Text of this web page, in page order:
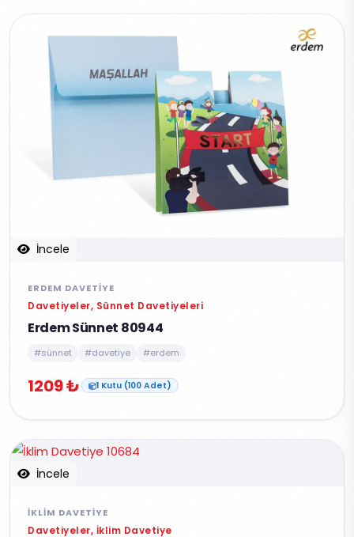
İncele
ERDEM DAVETIYE
Davetiyeler, Sünnet Davetiyeleri
Erdem Sünnet 80944
#sünnet #davetiye #erdem
1209 ₺ 1 Kutu (100 Adet)
İncele
İKLIM DAVETIYE
Davetiyeler, İklim Davetiye